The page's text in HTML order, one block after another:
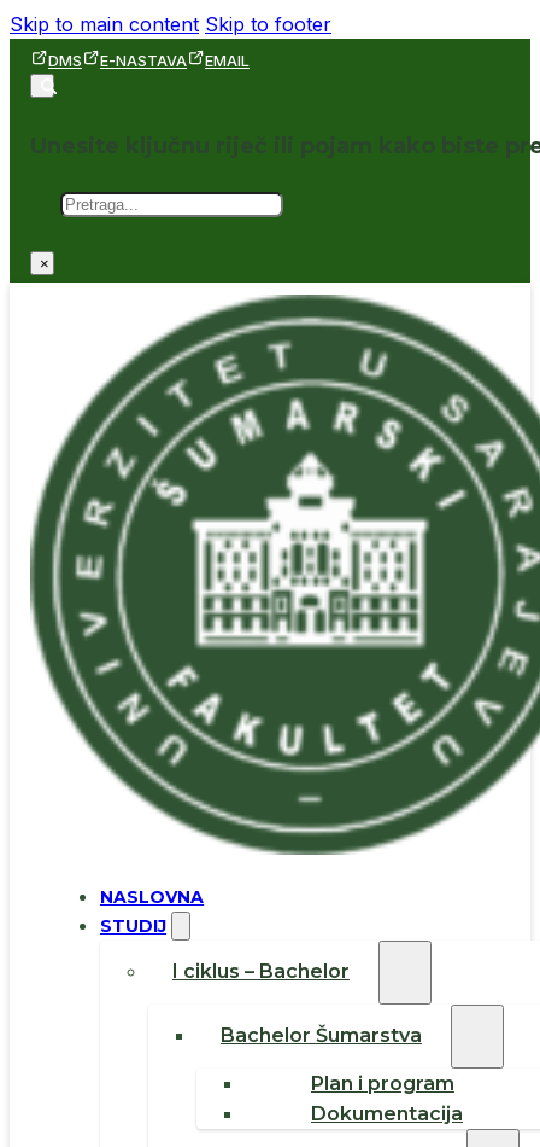
Skip to main content Skip to footer
DMS E-NASTAVA EMAIL
Unesite ključnu riječ ili pojam kako biste
Pretraga
×
NASLOVNA
STUDIJ
I ciklus – Bachelor
Bachelor Šumarstva
Plan i program
Dokumentacija